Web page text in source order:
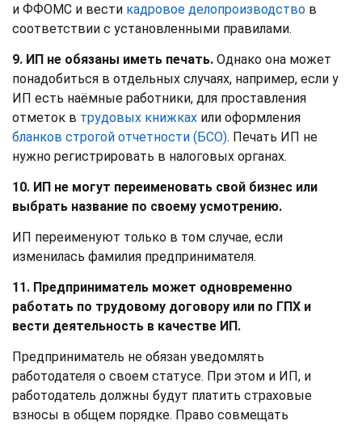
и ФФОМС и вести кадровое делопроизводство в
соответствии с установленными правилами.
9. ИП не обязаны иметь печать. Однако она может
понадобиться в отдельных случаях, например, если у
ИП есть наёмные работники, для проставления
отметок в трудовых книжках или оформления
бланков строгой отчетности (БСО). Печать ИП не
нужно регистрировать в налоговых органах.
10. ИП не могут переименовать свой бизнес или
выбрать название по своему усмотрению.
ИП переименуют только в том случае, если
изменилась фамилия предпринимателя.
11. Предприниматель может одновременно
работать по трудовому договору или по ГПХ и
вести деятельность в качестве ИП.
Предприниматель не обязан уведомлять
работодателя о своем статусе. При этом и ИП, и
работодатель должны будут платить страховые
взносы в общем порядке. Право совмещать